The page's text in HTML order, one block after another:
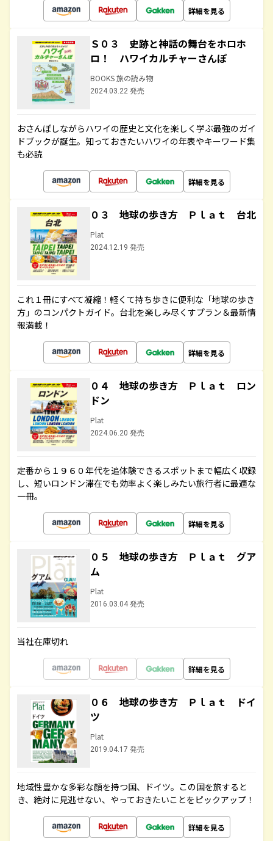
詳細を見る
Ｓ０３ 史跡と神話の舞台をホロホ
ロ！ ハワイカルチャーさんぽ
BOOKS 旅の読み物
2024.03.22 発売
おさんぽしながらハワイの歴史と文化を楽しく学ぶ最強のガイ
ドブックが誕生。知っておきたいハワイの年表やキーワード集
も必読
詳細を見る
０３ 地球の歩き方 Ｐｌａｔ 台北
Plat
2024.12.19 発売
これ１冊にすべて凝縮！軽くて持ち歩きに便利な「地球の歩き
方」のコンパクトガイド。台北を楽しみ尽くすプラン＆最新情
報満載！
詳細を見る
０４ 地球の歩き方 Ｐｌａｔ ロン
ドン
Plat
2024.06.20 発売
定番から１９６０年代を追体験できるスポットまで幅広く収録
し、短いロンドン滞在でも効率よく楽しみたい旅行者に最適な
一冊。
詳細を見る
０５ 地球の歩き方 Ｐｌａｔ グア
ム
Plat
2016.03.04 発売
当社在庫切れ
詳細を見る
０６ 地球の歩き方 Ｐｌａｔ ドイ
ツ
Plat
2019.04.17 発売
地域性豊かな多彩な顔を持つ国、ドイツ。この国を旅すると
き、絶対に見逃せない、やっておきたいことをピックアップ！
詳細を見る